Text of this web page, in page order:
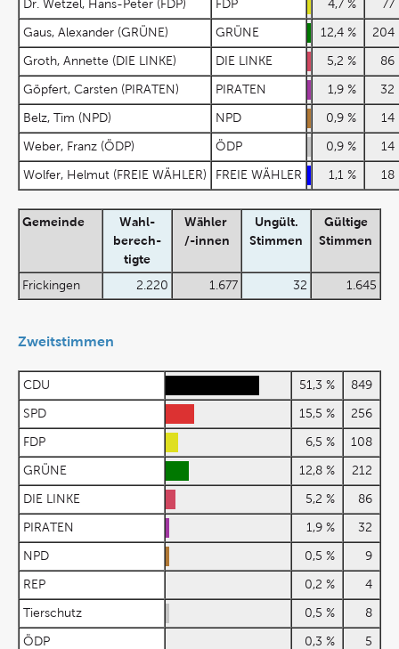
Dr. Wetzel, Hans-Peter (FDP) FDP 4,7 %
Gaus, Alexander (GRÜNE) GRÜNE 12,4 %
Groth, Annette (DIE LINKE) DIE LINKE 5,2 %
Göpfert, Carsten (PIRATEN) PIRATEN 1,9 %
Belz, Tim (NPD) NPD 0,9 %
Weber, Franz (ÖDP) ÖDP 0,9 %
Wolfer, Helmut (FREIE WÄHLER) FREIE WÄHLER 1,1 %
Gemeinde
Wahl-
berech-
tigte
Wähler
/-innen
Ungült.
Stimmen
Gültige
Stimmen
Frickingen 2.220 1.677 32 1.645
Zweitstimmen
CDU 51,3 % 849
SPD 15,5 % 256
FDP 6,5 % 108
GRÜNE 12,8 % 212
DIE LINKE 5,2 % 86
PIRATEN 1,9 % 32
NPD 0,5 % 9
REP 0,2 % 4
Tierschutz 0,5 % 8
ÖDP 0,3 % 5